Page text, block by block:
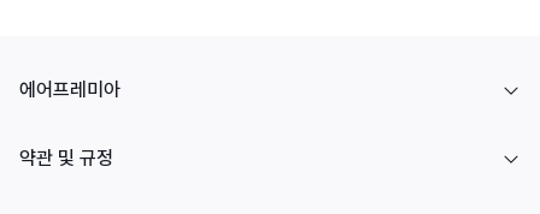
에어프레미아
약관 및 규정